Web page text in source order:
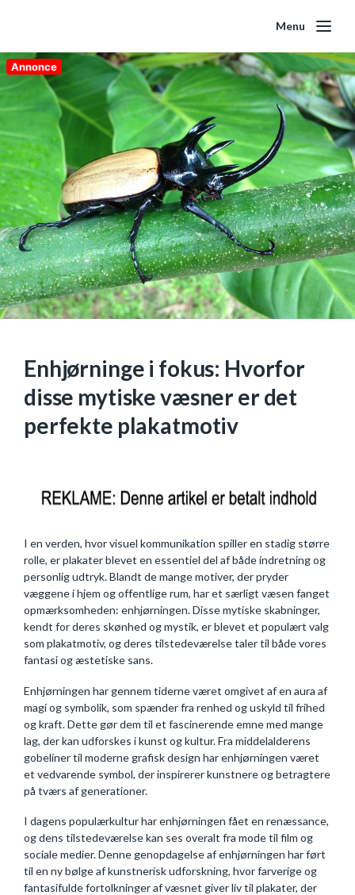
Menu
Annonce
Enhjørninge i fokus: Hvorfor
disse mytiske væsner er det
perfekte plakatmotiv
I en verden, hvor visuel kommunikation spiller en stadig større
rolle, er plakater blevet en essentiel del af både indretning og
personlig udtryk. Blandt de mange motiver, der pryder
væggene i hjem og offentlige rum, har et særligt væsen fanget
opmærksomheden: enhjørningen. Disse mytiske skabninger,
kendt for deres skønhed og mystik, er blevet et populært valg
som plakatmotiv, og deres tilstedeværelse taler til både vores
fantasi og æstetiske sans.
Enhjørningen har gennem tiderne været omgivet af en aura af
magi og symbolik, som spænder fra renhed og uskyld til frihed
og kraft. Dette gør dem til et fascinerende emne med mange
lag, der kan udforskes i kunst og kultur. Fra middelalderens
gobeliner til moderne grafisk design har enhjørningen været
et vedvarende symbol, der inspirerer kunstnere og betragtere
på tværs af generationer.
I dagens populærkultur har enhjørningen fået en renæssance,
og dens tilstedeværelse kan ses overalt fra mode til film og
sociale medier. Denne genopdagelse af enhjørningen har ført
til en ny bølge af kunstnerisk udforskning, hvor farverige og
fantasifulde fortolkninger af væsnet giver liv til plakater, der